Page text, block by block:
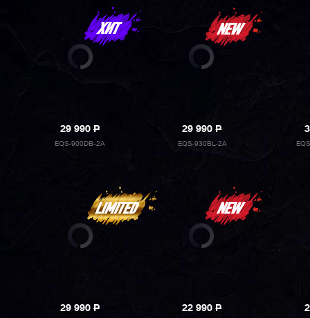
29 990P
EQS-900DB-2A
29 990P
EQS-930BL-2A
29 990P 22 990P